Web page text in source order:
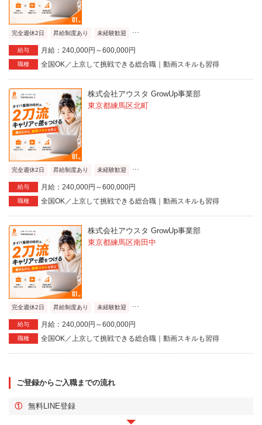
完全週休2日 昇給制度あり 未経験歓迎
給与 月給：240,000円～600,000円
職種 全国OK／上京して挑戦できる総合職｜動画スキルも習得
株式会社アウスタ GrowUp事業部
東京都練馬区北町
完全週休2日 昇給制度あり 未経験歓迎 ...
給与 月給：240,000円～600,000円
職種 全国OK／上京して挑戦できる総合職｜動画スキルも習得
株式会社アウスタ GrowUp事業部
東京都練馬区南田中
完全週休2日 昇給制度あり 未経験歓迎
給与 月給：240,000円～600,000円
職種 全国OK／上京して挑戦できる総合職｜動画スキルも習得
ご登録からご入職までの流れ
① 無料LINE登録